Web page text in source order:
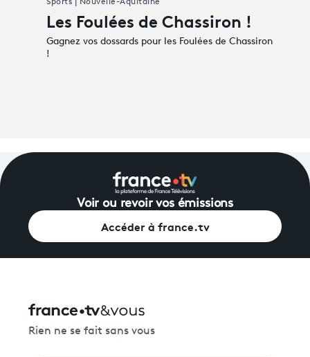
Les Foulées de Chassiron !
Gagnez vos dossards pour les Foulées de Chassiron
!
Sports | Nouvelle-Aquitaine
Voir ou revoir vos émissions
Accéder à france.tv
Rien ne se fait sans vous